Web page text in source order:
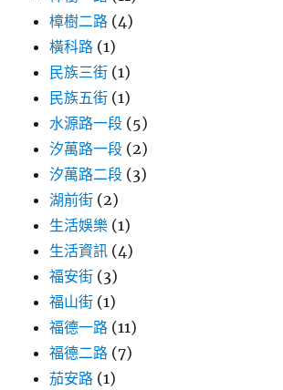
樟樹二路 (4)
橫科路 (1)
民族三街 (1)
民族五街 (1)
水源路一段 (5)
汐萬路一段 (2)
汐萬路二段 (3)
湖前街 (2)
生活娛樂 (1)
生活資訊 (4)
福安街 (3)
福山街 (1)
福德一路 (11)
福德二路 (7)
茄安路 (1)